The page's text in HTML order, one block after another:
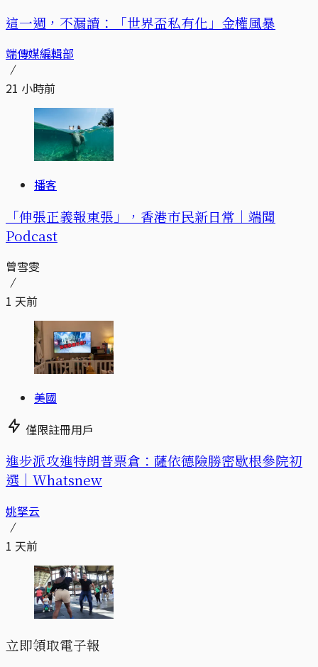
這一週，不漏讀：「世界盃私有化」金權風暴
端傳媒編輯部
21 小時前
播客
「伸張正義報東張」，香港市民新日常｜端聞
Podcast
曾雪雯
1 天前
美國
僅限註冊用戶
進步派攻進特朗普票倉：薩依德險勝密歇根參院初
選｜Whatsnew
姚拏云
1 天前
立即領取電子報